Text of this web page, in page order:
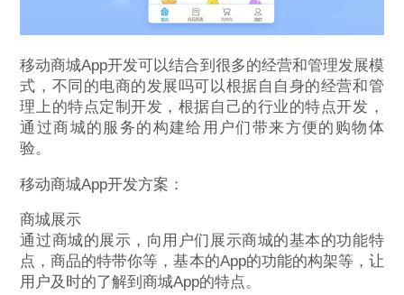
移动商城App开发可以结合到很多的经营和管理发展模
式，不同的电商的发展吗可以根据自自身的经营和管
理上的特点定制开发，根据自己的行业的特点开发，
通过商城的服务的构建给用户们带来方便的购物体
验。
移动商城App开发方案：
商城展示
通过商城的展示，向用户们展示商城的基本的功能特
点，商品的特带你等，基本的App的功能的构架等，让
用户及时的了解到商城App的特点。